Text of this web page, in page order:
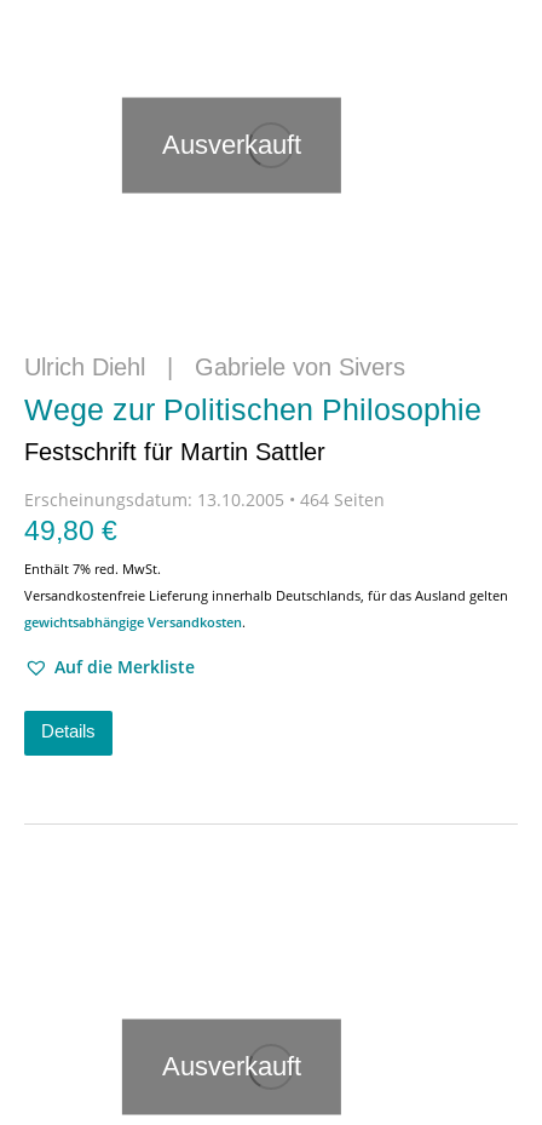
Ausverkauft
Ulrich Diehl Gabriele von Sivers
Wege zur Politischen Philosophie
Festschrift für Martin Sattler
Erscheinungsdatum: 13.10.2005 • 464 Seiten
49,80 €
Enthält 7% red. MwSt.
Versandkostenfreie Lieferung innerhalb Deutschlands, für das Ausland gelten
gewichtsabhängige Versandkosten.
Auf die Merkliste
Details
Ausverkauft